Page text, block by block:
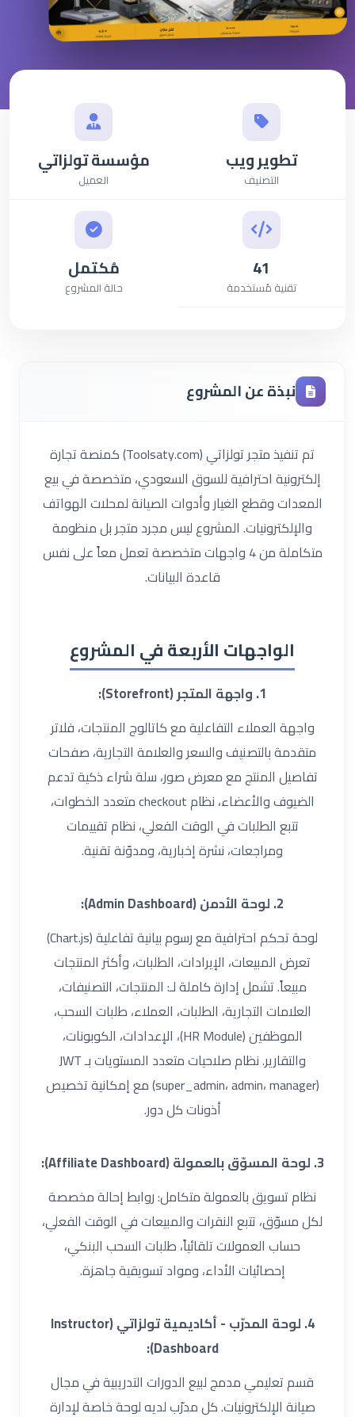
تطوير ويب
التصنيف
مؤسسة تولزاتي
العميل
41
تقنية مُستخدمة
مُكتمل
حالة المشروع
نبذة عن المشروع
تم تنفيذ متجر تولزاتي (Toolsaty.com) كمنصة تجارة
إلكترونية احترافية للسوق السعودي، متخصصة في بيع
المعدات وقطع الغيار وأدوات الصيانة لمحلات الهواتف
والإلكترونيات. المشروع ليس مجرد متجر بل منظومة
متكاملة من 4 واجهات متخصصة تعمل معاً على نفس
قاعدة البيانات.
الواجهات الأربعة في المشروع
1. واجهة المتجر (Storefront):
واجهة العملاء التفاعلية مع كاتالوج المنتجات، فلاتر
متقدمة بالتصنيف والسعر والعلامة التجارية، صفحات
تفاصيل المنتج مع معرض صور، سلة شراء ذكية تدعم
الضيوف والأعضاء، نظام checkout متعدد الخطوات،
تتبع الطلبات في الوقت الفعلي، نظام تقييمات
ومراجعات، نشرة إخبارية، ومدوّنة تقنية.
2. لوحة الأدمن (Admin Dashboard):
لوحة تحكم احترافية مع رسوم بيانية تفاعلية (Chart.js)
تعرض المبيعات، الإيرادات، الطلبات، وأكثر المنتجات
مبيعاً. تشمل إدارة كاملة لـ: المنتجات، التصنيفات،
العلامات التجارية، الطلبات، العملاء، طلبات السحب،
الموظفين (HR Module)، الإعدادات، الكوبونات،
والتقارير. نظام صلاحيات متعدد المستويات بـ JWT
(super_admin، admin، manager) مع إمكانية تخصيص
أذونات كل دور.
3. لوحة المسوّق بالعمولة (Affiliate Dashboard):
نظام تسويق بالعمولة متكامل: روابط إحالة مخصصة
لكل مسوّق، تتبع النقرات والمبيعات في الوقت الفعلي،
حساب العمولات تلقائياً، طلبات السحب البنكي،
إحصائيات الأداء، ومواد تسويقية جاهزة.
4. لوحة المدرّب - أكاديمية تولزاتي (Instructor
Dashboard):
قسم تعليمي مدمج لبيع الدورات التدريبية في مجال
صيانة الإلكترونيات. كل مدرّب لديه لوحة خاصة لإدارة